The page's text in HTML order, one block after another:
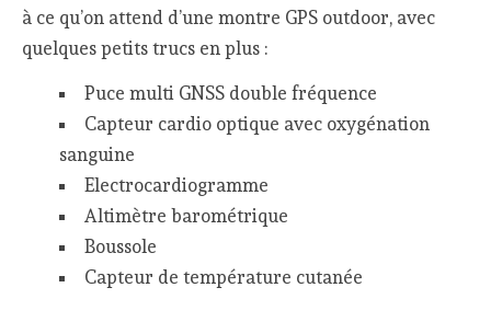
à ce qu’on attend d’une montre GPS outdoor, avec
quelques petits trucs en plus :
Puce multi GNSS double fréquence
Capteur cardio optique avec oxygénation
sanguine
Electrocardiogramme
Altimètre barométrique
Boussole
Capteur de température cutanée